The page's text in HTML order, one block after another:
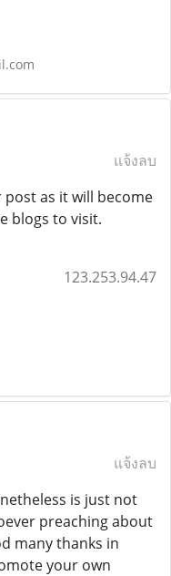
แจ้งลบ
as it will become
blogs to visit.
123.253.94.47
แจ้งลบ
is just not
preaching about
many thanks in
your own